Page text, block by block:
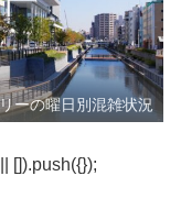
ーの曜日別混雑状況
[]).push({});